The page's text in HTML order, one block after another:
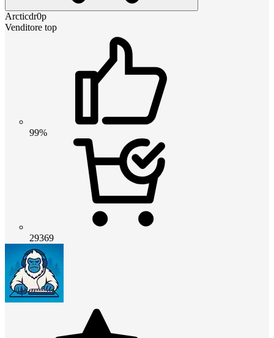
Arcticdr0p
Venditore top
99%
29369